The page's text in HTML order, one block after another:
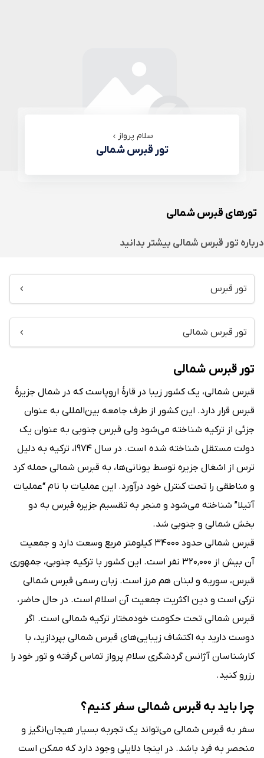
سلام پرواز
تور قبرس شمالی
تورهای قبرس شمالی
درباره تور قبرس شمالی بیشتر بدانید
تور قبرس
تور قبرس شمالی
تور قبرس شمالی
قبرس شمالی، یک کشور زیبا در قارهٔ اروپاست که در شمال جزیرهٔ
قبرس قرار دارد. این کشور از طرف جامعه بین‌المللی به عنوان
جزئی از ترکیه شناخته می‌شود ولی قبرس جنوبی به عنوان یک
دولت مستقل شناخته شده است. در سال ۱۹۷۴، ترکیه به دلیل
ترس از اشغال جزیره توسط یونانی‌ها، به قبرس شمالی حمله کرد
و مناطقی را تحت کنترل خود درآورد. این عملیات با نام “عملیات
آتیلا” شناخته می‌شود و منجر به تقسیم جزیره قبرس به دو
بخش شمالی و جنوبی شد.
قبرس شمالی حدود ۳۴۰۰۰ کیلومتر مربع وسعت دارد و جمعیت
آن بیش از ۳۲۰٬۰۰۰ نفر است. این کشور با ترکیه جنوبی، جمهوری
قبرس، سوریه و لبنان هم مرز است. زبان رسمی قبرس شمالی
ترکی است و دین اکثریت جمعیت آن اسلام است. در حال حاضر،
قبرس شمالی تحت حکومت خودمختار ترکیه شمالی است. اگر
دوست دارید به اکتشاف زیبایی‌های قبرس شمالی بپردازید، با
کارشناسان آژانس گردشگری سلام پرواز تماس گرفته و تور خود را
رزرو کنید.
چرا باید به قبرس شمالی سفر کنیم؟
سفر به قبرس شمالی می‌تواند یک تجربه بسیار هیجان‌انگیز و
منحصر به فرد باشد. در اینجا دلایلی وجود دارد که ممکن است